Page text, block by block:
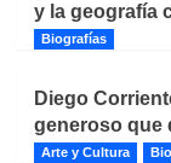
y la geografía
Biografías
Diego
generoso que
Arte y Cultura